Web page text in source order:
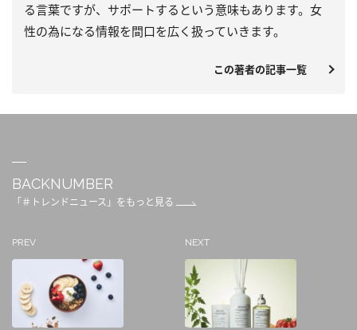
る言葉ですが、サポートするという意味もあります。女
性の為になる情報を間口を広く扱っていきます。
この著者の記事一覧
BACKNUMBER
「＃トレンドニュース」をもっと見る
PREV NEXT